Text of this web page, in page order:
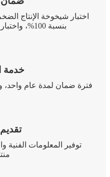
بنسبة 100%، واختبار الوظيفة بنسبة 100%.
خدمة
فترة ضمان لمدة عام واحد،
توفير المعلومات الفنية